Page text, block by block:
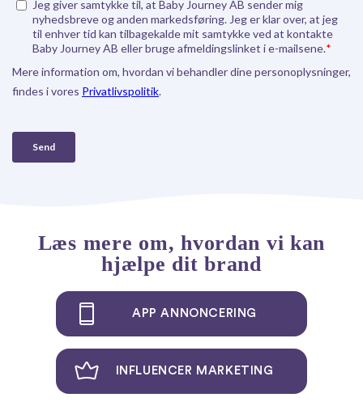
Læs mere om, hvordan vi kan
hjælpe dit brand
APP ANNONCERING
INFLUENCER MARKETING